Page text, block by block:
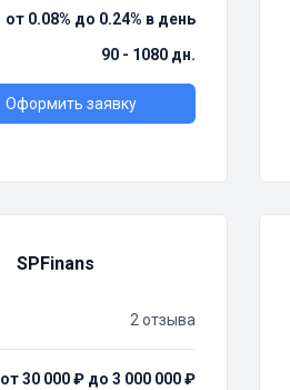
от 0.08% до 0.24% в день
90 - 1080 дн.
Оформить заявку
SPFinans
2 отзыва
от 30 000 ₽ до 3 000 000 ₽